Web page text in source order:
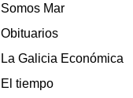
Somos Mar
Obituarios
La Galicia Económica
El tiempo